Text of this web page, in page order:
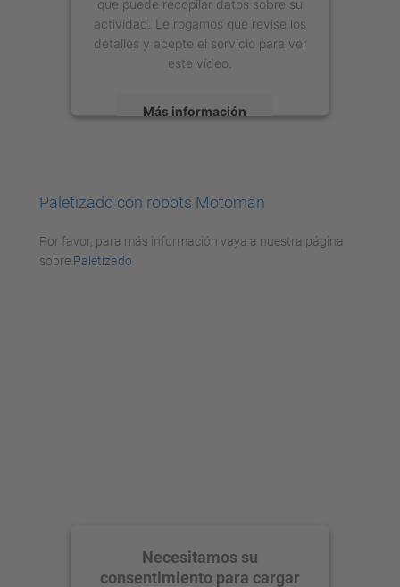
que puede recopilar datos sobre su
actividad. Le rogamos que revise los
detalles y acepte el servicio para ver
este vídeo.
Más información
Management Platform
Paletizado con robots Motoman
Por favor, para más información vaya a nuestra página
sobre Paletizado
Necesitamos su
consentimiento para cargar